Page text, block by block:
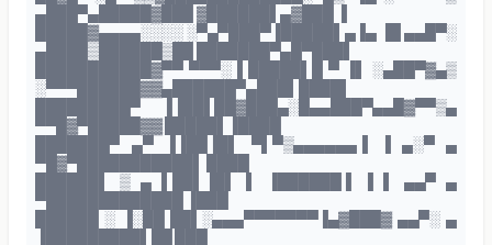
▄███▀▄█████▓███ ▓██████▌▄▓███ ▐
█████▓▄▄▄▄░░░░ ░▀▄▀███▀▐█████▌▄▐▄ ▐█ ▄▄█▀░
▄████▒██████▒██ ███████▀▄█▀███▌
███████████▓▀▀ ▀▀▀░ ▌█████▌█ ▀ ▐▌ ░▄██▀▓▄▒
░▀▀▀██████▓▓▄██████▀▄███▌████▌
█████████▀ ▐▐██▌██▓███▄░█▄▄███▀▄▄█▓▀▀▒▄
▀▀█▓▀█████▓▓ █████▌▐████
███████▀ ▄▀ ▐▐██▐█▌ ▀▌▀▒▄▄▄▄▄▄▐ ▐ ▄░▀ ▄
▀█▓▀███████████▌ ████
██████▌ ▒ ▄ ▌██▌▐█▌ ▌ ▐██████▐ ▐ ▌ ▄▄▀ ▄
▀█████████████ ▐███
██████ ░ ▐░██ ██▌░▄▄▄▀▀▀▀▀▀▀▐▄▓███▓ ▄▄▀░ ▄